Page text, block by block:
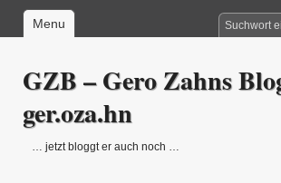
Menu
GZB – Gero Zahns
ger.oza.hn
… jetzt bloggt er auch noch …